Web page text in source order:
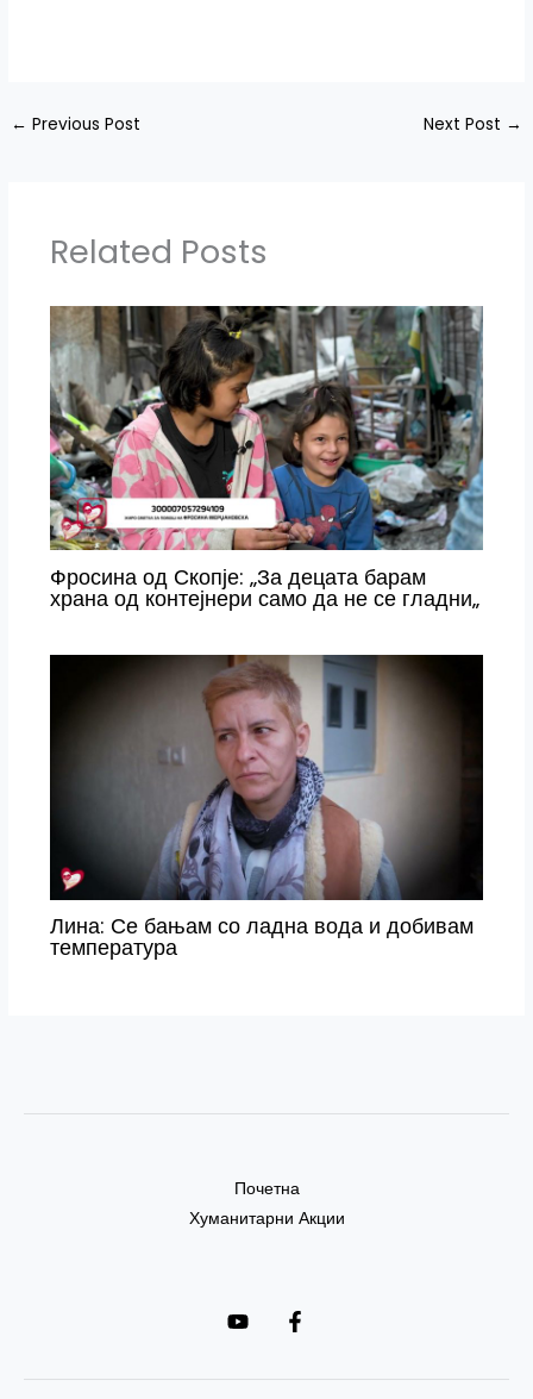
← Previous Post Next Post →
Related Posts
Фросина од Скопје: „За децата барам
храна од контејнери само да не се гладни„
Лина: Се бањам со ладна вода и добивам
температура
Почетна
Хуманитарни Акции